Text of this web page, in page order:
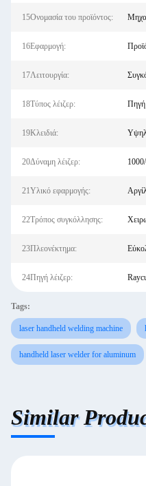
15Ονομασία του προϊόντος:
16Εφαρμογή:
17Λειτουργία:
18Τύπος λέιζερ: Πηγή
19Κλειδιά:
20Δύναμη λέιζερ:
21Υλικό εφαρμογής:
22Τρόπος συγκόλλησης:
23Πλεονέκτημα:
24Πηγή λέιζερ:
Tags:
laser handheld welding machine
handheld laser welder for aluminum
Similar